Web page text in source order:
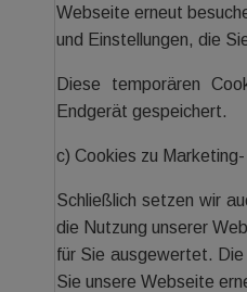
Webseite erneut
und Einstellungen, die
Diese temporären
Endgerät gespeichert.
c) Cookies zu
Schließlich setzen wir
die Nutzung unserer
für Sie ausgewertet.
Sie unsere Webseite